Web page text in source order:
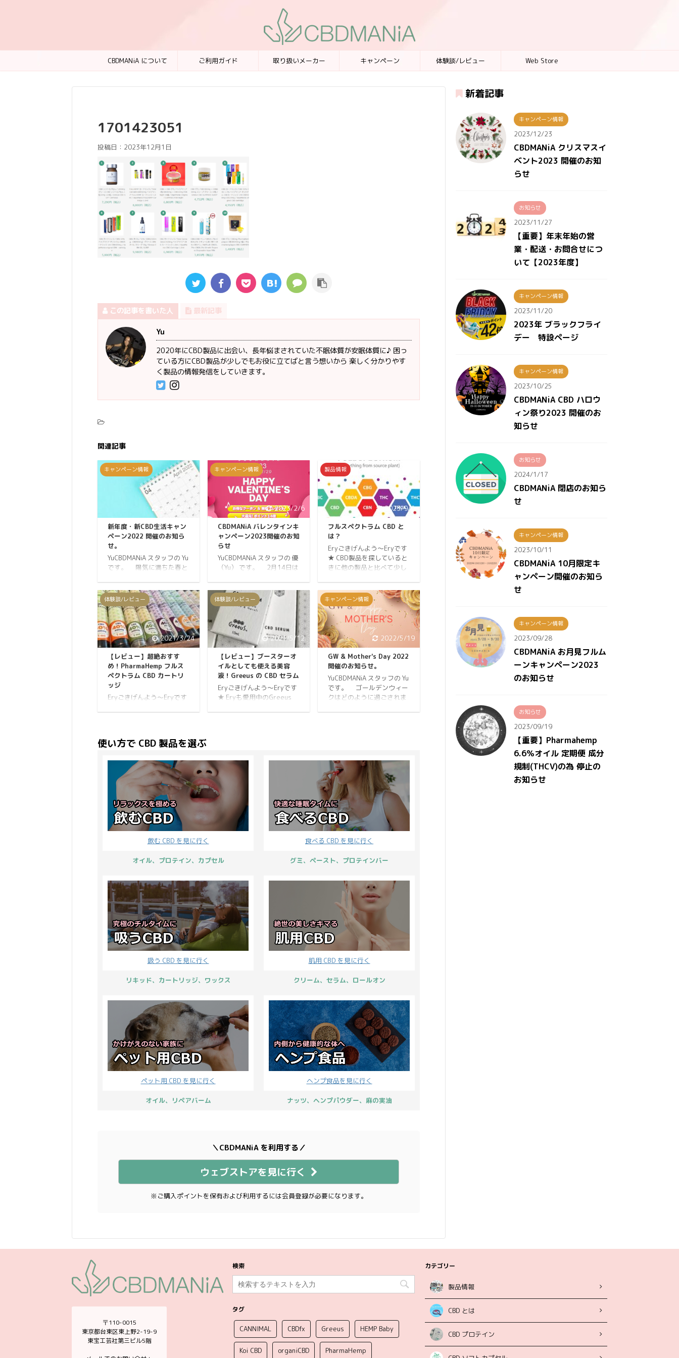
CBDMANiA について ご利用ガイド 取り扱いメーカー キャンペーン 体験談/レビュー Web Store
1701423051
投稿日： 2023年12月1日
この記事を書いた人 最新記事
Yu
2020年にCBD製品に出会い、長年悩まされていた不眠体質が安眠体質に♪ 困っ
ている方にCBD製品が少しでもお役に立てばと言う想いから 楽しく分かりやす
く製品の情報発信をしていきます。
関連記事
キャンペーン情報
2022/4/11
新年度・新CBD生活キャン
ペーン2022 開催のお知ら
せ。
YuCBDMANiA スタッフの Yu
です。 陽気に満ちた春と
は新しい年度がはじまりま
す。 新年度、新生活、入社
式、入学式もこの時期が多
いですね。 私は新入社員で
も新入生でもありませんが
気分一新、色々な事をはじ
めるうってつけの時期だと
感じています。 私達が皆さ
まにオススメしているCBD
製品も、新しいものを試し
はじめてみたり、新年度に
是非チャレンジして楽しん
でいただきたいです♪ 新年
ジ。 楽しく新 ...
キャンペーン情報
2023/2/6
CBDMANiA バレンタインキ
ャンペーン2023開催のお知
らせ
YuCBDMANiA スタッフの 優
（Yu） です。 2月14日は
タインデーの贈り物の定番
がチョコレートなのは日本
独自の文化だそうです。 好
きな人や恋人だけでなく、
日頃お世話になっている人
や家族に対してプレゼント
することも多いそうで、 バ
レンタインデーといって
も、その楽しみ方は世界中
でさまざまなようです。
CBDMANiAでも、バレンタ
インデーは自由でありたい
と思っています♪ プレゼン
製品情報
2023/9/6
フルスペクトラム CBD と
は？
Eryごきげんよう～Eryです
★ CBD製品を探していると
きに他の製品と比べて少し
に1000mgのCBDが含まれ
た製品が9,800円に対し、
10mlで1000mgよりも少な
いCBDの含有量でも同じ価
格のものがあったりしま
す。 この価格差は一体どう
いうことなのでしょうか？
少し割高に感じる製品の詳
スペクトラムの文字を発見
できることがあります。 そ
う、同じCBD製品でも含ま
れている成分が違うと、そ
体験談/レビュー
2021/3/24
【レビュー】超絶おすす
め！PharmaHemp フルス
ペクトラム CBD カートリ
ッジ
Eryごきげんよう～Eryです
事でご紹介するCBDカート
なら、最高のCBD感にノッ
クアウト！これは是非とも
試して欲しい逸品っ！！ と
なります。 PharmaHemp
のジェルワックスをレビュ
ーした時と同様に、またし
ても素敵な衝撃を受けたの
です。 二言じゃないかとい
うツッコミはさておき、
リッジについてレビューし
...
体験談/レビュー
2021/5/12
【レビュー】ブースターオ
イルとしても使える美容
液！Greeus の CBD セラム
Eryごきげんよう～Eryです
★ Eryも愛用中のGreeus
ただいているようです。 そ
んなGreeus CBDセラムの
人気の秘密に迫ってみまし
ょう。 まずは、CBDセラム
を使ってみた感想からご紹
介です↓ Greeus CBD セラ
ムを実際に使ってみた感想
見た目はGreeusらしいシン
スなボトル。 何といっ ...
キャンペーン情報
2022/5/19
GW & Mother's Day 2022
開催のお知らせ。
YuCBDMANiA スタッフの Yu
です。 ゴールデンウィー
クはどのように過ごされま
ったり。 今年の5月は、
CBDでいつも以上に楽しめ
たらと ワクワクするような
キャンペーンを考えてみま
した♪ GW & Mother's Day
2022 は、前半・中盤・後
半と3つに分かれて、キャ
ンペーン内容が変わりま
す。 ブログも細かく内容の
使い方で CBD 製品を選ぶ
飲む CBD を見に行く
オイル、プロテイン、カプセル
吸う CBD を見に行く
リキッド、カートリッジ、ワックス
ペット用 CBD を見に行く
オイル、リペアバーム
食べる CBD を見に行く
グミ、ペースト、プロテインバー
肌用 CBD を見に行く
クリーム、セラム、ロールオン
ヘンプ食品を見に行く
ナッツ、ヘンプパウダー、麻の実油
＼CBDMANiA を利用する／
ウェブストアを見に行く
※ご購入ポイントを保有および利用するには会員登録が必要になります。
新着記事
キャンペーン情報
2023/12/23
CBDMANiA クリスマスイ
ベント2023 開催のお知
らせ
お知らせ
2023/11/27
【重要】年末年始の営
業・配送・お問合せにつ
いて【2023年度】
キャンペーン情報
2023/11/20
2023年 ブラックフライ
デー 特設ページ
キャンペーン情報
2023/10/25
CBDMANiA CBD ハロウ
ィン祭り2023 開催のお
知らせ
お知らせ
2024/1/17
CBDMANiA 閉店のお知ら
せ
キャンペーン情報
2023/10/11
CBDMANiA 10月限定キ
ャンペーン開催のお知ら
せ
キャンペーン情報
2023/09/28
CBDMANiA お月見フルム
ーンキャンペーン2023
のお知らせ
お知らせ
2023/09/19
【重要】Pharmahemp
6.6％オイル 定期便 成分
規制(THCV)の為 停止の
お知らせ
検索
タグ
CANNIMAL CBDfx Greeus HEMP Baby
Koi CBD organiCBD PharmaHemp
カテゴリー
製品情報
CBD とは
CBD プロテイン
〒110-0015
東京都台東区東上野2-19-9
東宝工芸社第三ビル5階